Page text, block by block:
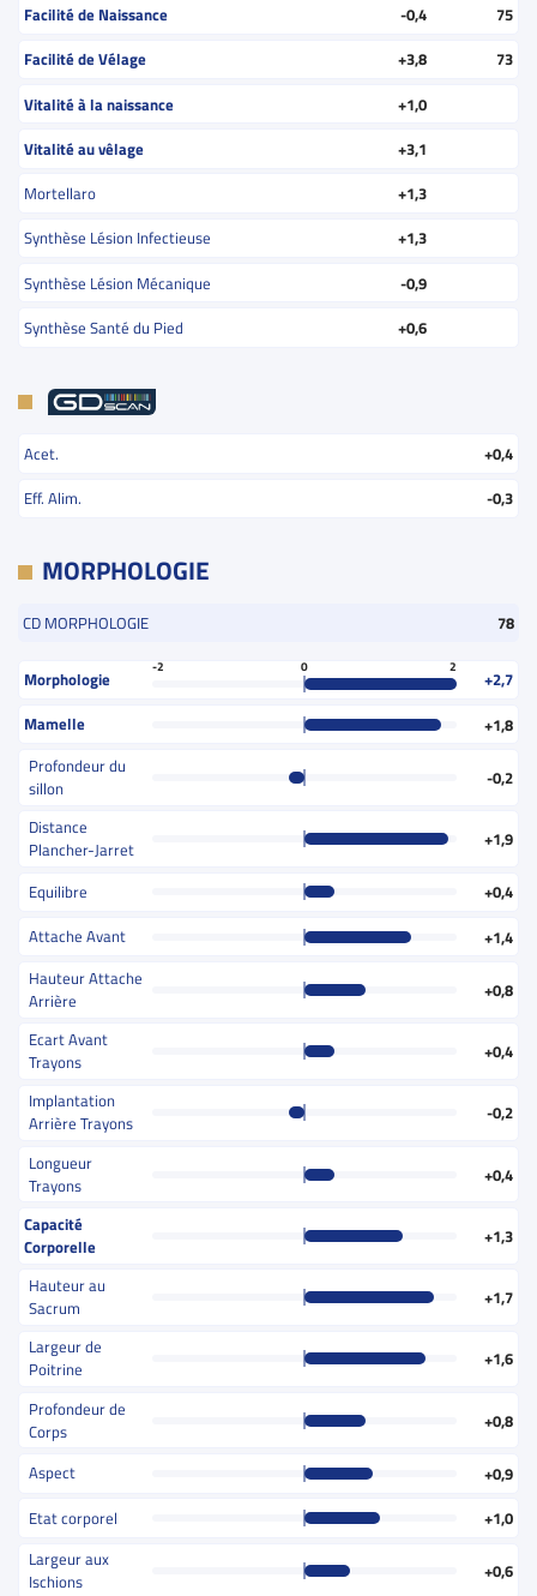
Facilité de Naissance -0,4
75
Facilité de Vélage
+3,8
73
Vitalité à la naissance
+1,0
Vitalité au vêlage
+3,1
Mortellaro
+1,3
Synthèse Lésion Infectieuse
+1,3
Synthèse Lésion Mécanique
-0,9
Synthèse Santé du Pied
+0,6
Acet.
+0,4
Eff. Alim.
-0,3
MORPHOLOGIE
CD MORPHOLOGIE 78
Morphologie
-2 0 2
+2,7
Mamelle
+1,8
Profondeur du
sillon
-0,2
Distance
Plancher-Jarret
+1,9
Equilibre
+0,4
Attache Avant
+1,4
Hauteur Attache
Arrière
+0,8
Ecart Avant
Trayons
+0,4
Implantation
Arrière Trayons
-0,2
Longueur
Trayons
+0,4
Capacité
Corporelle
+1,3
Hauteur au
Sacrum
+1,7
Largeur de
Poitrine
+1,6
Profondeur de
Corps
+0,8
Aspect
+0,9
Etat corporel
+1,0
Largeur aux
Ischions
+0,6